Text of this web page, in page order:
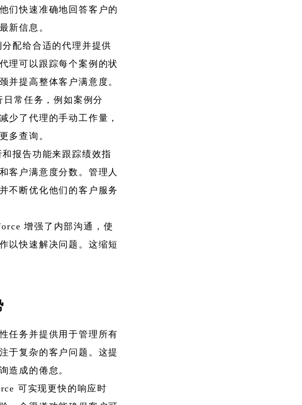
们快速准确地回答客户的
新信息。
配给合适的代理并提供
理可以跟踪每个案例的状
并提高整体客户满意度。
常任务，例如案例分
少了代理的手动工作量，
多查询。
报告功能来跟踪绩效指
客户满意度分数。管理人
不断优化他们的客户服务
增强了内部沟通，使
以快速解决问题。这缩短
任务并提供用于管理所有
于复杂的客户问题。这提
造成的倦怠。
可实现更快的响应时